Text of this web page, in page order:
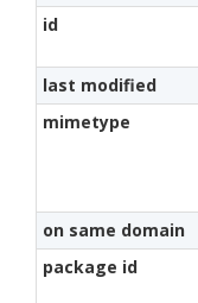
id
last modified
mimetype
on same domain
package id